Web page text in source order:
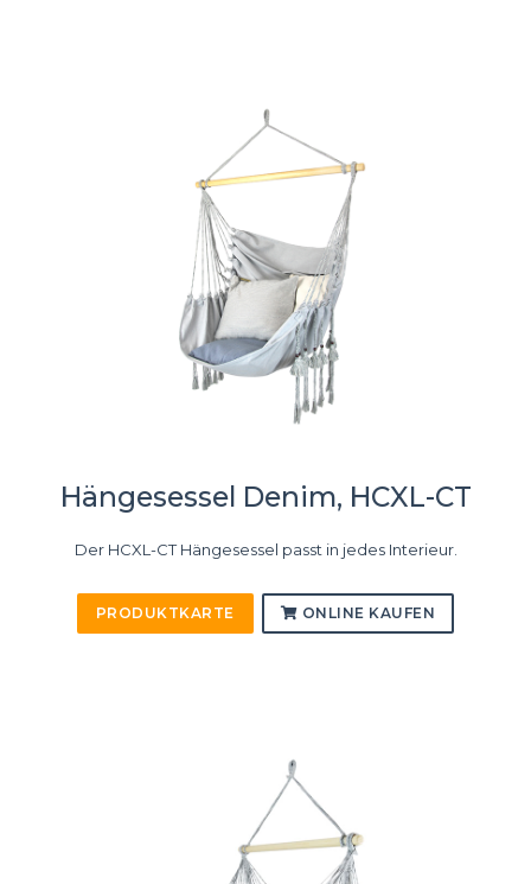
Hängesessel Denim, HCXL-CT
Der HCXL-CT Hängesessel passt in jedes Interieur.
PRODUKTKARTE ONLINE KAUFEN